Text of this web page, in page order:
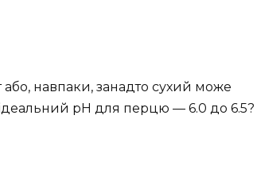
навпаки, занадто сухий може
pH для перцю — 6.0 до 6.5?